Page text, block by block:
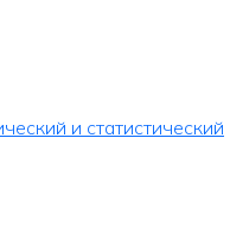
и статистический